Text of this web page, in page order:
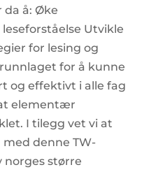
da å: Øke
Utvikle
for lesing og
for å kunne
og effektivt i alle fag
elementær
I tilegg vet vi at
denne TW-
norges større